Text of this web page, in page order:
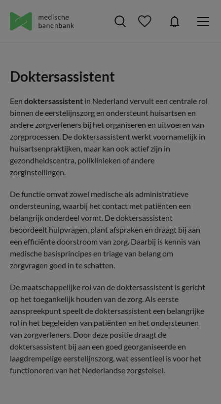
Doktersassistent
Een doktersassistent in Nederland vervult een centrale rol
binnen de eerstelijnszorg en ondersteunt huisartsen en
andere zorgverleners bij het organiseren en uitvoeren van
zorgprocessen. De doktersassistent werkt voornamelijk in
huisartsenpraktijken, maar kan ook actief zijn in
gezondheidscentra, poliklinieken of andere
zorginstellingen.
De functie omvat zowel medische als administratieve
ondersteuning, waarbij het contact met patiënten een
belangrijk onderdeel vormt. De doktersassistent
beoordeelt hulpvragen, plant afspraken en draagt bij aan
een efficiënte doorstroom van zorg. Daarbij is kennis van
medische basisprincipes en triage van belang om
zorgvragen goed in te schatten.
De maatschappelijke rol van de doktersassistent is gericht
op het toegankelijk houden van de zorg. Als eerste
aanspreekpunt speelt de doktersassistent een belangrijke
rol in het begeleiden van patiënten en het ondersteunen
van zorgverleners. Door deze positie draagt de
doktersassistent bij aan een goed georganiseerde en
laagdrempelige eerstelijnszorg, wat essentieel is voor het
functioneren van het Nederlandse zorgstelsel.